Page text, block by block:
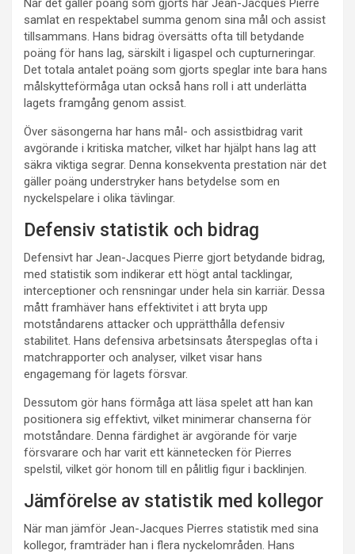
När det gäller poäng som gjorts har Jean-Jacques Pierre
samlat en respektabel summa genom sina mål och assist
tillsammans. Hans bidrag översätts ofta till betydande
poäng för hans lag, särskilt i ligaspel och cupturneringar.
Det totala antalet poäng som gjorts speglar inte bara hans
målskytteförmåga utan också hans roll i att underlätta
lagets framgång genom assist.
Över säsongerna har hans mål- och assistbidrag varit
avgörande i kritiska matcher, vilket har hjälpt hans lag att
säkra viktiga segrar. Denna konsekventa prestation när det
gäller poäng understryker hans betydelse som en
nyckelspelare i olika tävlingar.
Defensiv statistik och bidrag
Defensivt har Jean-Jacques Pierre gjort betydande bidrag,
med statistik som indikerar ett högt antal tacklingar,
interceptioner och rensningar under hela sin karriär. Dessa
mått framhäver hans effektivitet i att bryta upp
motståndarens attacker och upprätthålla defensiv
stabilitet. Hans defensiva arbetsinsats återspeglas ofta i
matchrapporter och analyser, vilket visar hans
engagemang för lagets försvar.
Dessutom gör hans förmåga att läsa spelet att han kan
positionera sig effektivt, vilket minimerar chanserna för
motståndare. Denna färdighet är avgörande för varje
försvarare och har varit ett kännetecken för Pierres
spelstil, vilket gör honom till en pålitlig figur i backlinjen.
Jämförelse av statistik med kollegor
När man jämför Jean-Jacques Pierres statistik med sina
kollegor, framträder han i flera nyckelområden. Hans